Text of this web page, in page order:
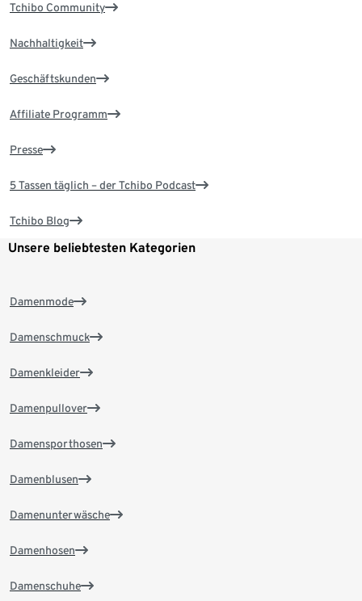
Tchibo Community
Nachhaltigkeit
Geschäftskunden
Affiliate Programm
Presse
5 Tassen täglich – der Tchibo Podcast
Tchibo Blog
Unsere beliebtesten Kategorien
Damenmode
Damenschmuck
Damenkleider
Damenpullover
Damensporthosen
Damenblusen
Damenunterwäsche
Damenhosen
Damenschuhe